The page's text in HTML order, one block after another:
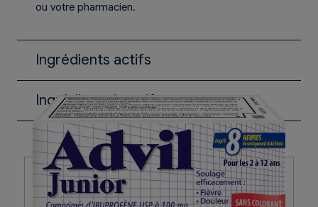
ou votre pharmacien.
Ingrédients actifs
Ingrédients inactifs
Voir la liste sur la boîte ou la section sur la
composition de la monographie du produit.